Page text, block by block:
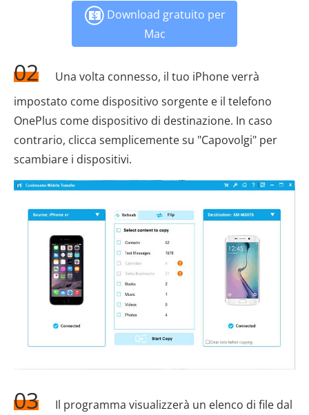
Download gratuito per
Mac
02
Una volta connesso, il tuo iPhone verrà
impostato come dispositivo sorgente e il telefono
OnePlus come dispositivo di destinazione. In caso
contrario, clicca semplicemente su "Capovolgi" per
scambiare i dispositivi.
03 Il programma visualizzerà un elenco di file dal